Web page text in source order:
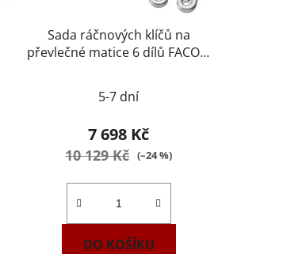
Sada ráčnových klíčů na
převlečné matice 6 dílů FACOM
5-7 dní
7 698 Kč
10 129 Kč (–24 %)
DO KOŠÍKU